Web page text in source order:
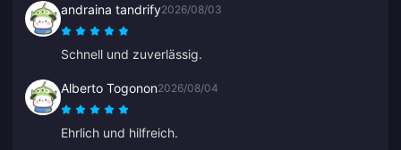
andraina tandrify2026/08/03
Schnell und zuverlässig.
Alberto Togonon2026/08/04
Ehrlich und hilfreich.